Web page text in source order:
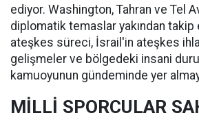
ediyor. Washington, Tahran ve Tel
diplomatik temaslar yakından takip
ateşkes süreci, İsrail'in ateşkes
gelişmeler ve bölgedeki insani
kamuoyunun gündeminde yer
MİLLİ SPORCULAR